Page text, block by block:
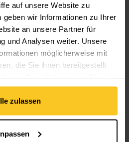
auf unsere Website zu
geben wir Informationen zu Ihrer
an unsere Partner für
und Analysen weiter. Unsere
möglicherweise mit
die Sie ihnen bereitgestellt
zulassen
trocknend | leicht |
Kein tierisches Material